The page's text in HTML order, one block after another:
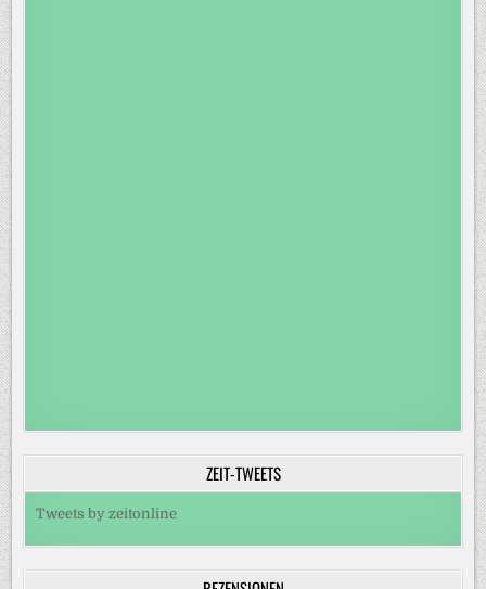
ZEIT-TWEETS
Tweets by zeitonline